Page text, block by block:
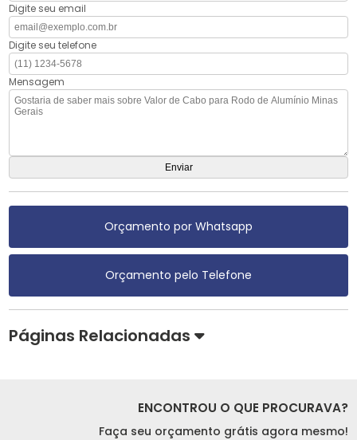
Digite seu email
Digite seu telefone
Mensagem
Orçamento por Whatsapp
Orçamento pelo Telefone
Páginas Relacionadas
ENCONTROU O QUE PROCURAVA?
Faça seu orçamento grátis agora mesmo!